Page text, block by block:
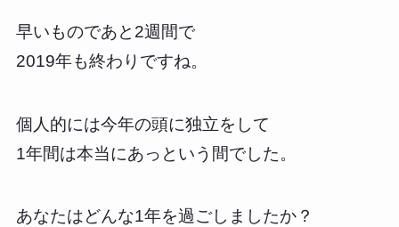
早いものであと2週間で
2019年も終わりですね。
個人的には今年の頭に独立をして
1年間は本当にあっという間でした。
あなたはどんな1年を過ごしましたか？